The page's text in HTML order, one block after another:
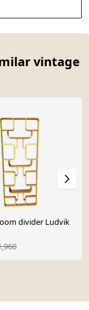
vintage
divider Ludvik